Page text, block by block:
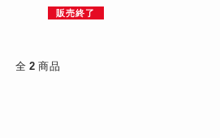
販売終了
全 2 商品